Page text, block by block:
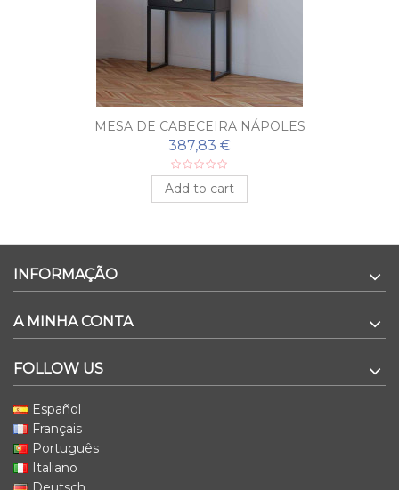
MESA DE CABECEIRA NÁPOLES
387,83 €
Add to cart
INFORMAÇÃO
A MINHA CONTA
FOLLOW US
Español
Français
Português
Italiano